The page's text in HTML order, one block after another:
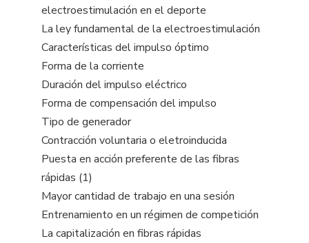
electroestimulación en el deporte
La ley fundamental de la electroestimulación
Características del impulso óptimo
Forma de la corriente
Duración del impulso eléctrico
Forma de compensación del impulso
Tipo de generador
Contracción voluntaria o eletroinducida
Puesta en acción preferente de las fibras
rápidas (1)
Mayor cantidad de trabajo en una sesión
Entrenamiento en un régimen de competición
La capitalización en fibras rápidas